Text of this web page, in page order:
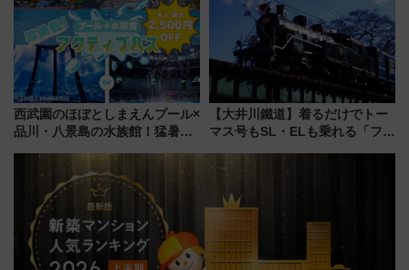
時刻や特急券の買い方を紹介
西武園のほぼとしまえんプール×
品川・八景島の水族館！猛暑を
夏休みをお得に楽しむ！
【大井川鐵道】着るだけでトー
マス号もSL・ELも乗れる「フリ
受注販売